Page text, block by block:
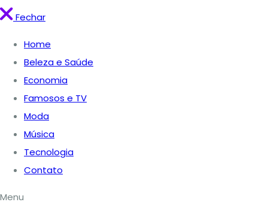
Fechar
Home
Beleza e Saúde
Economia
Famosos e TV
Moda
Música
Tecnologia
Contato
Menu